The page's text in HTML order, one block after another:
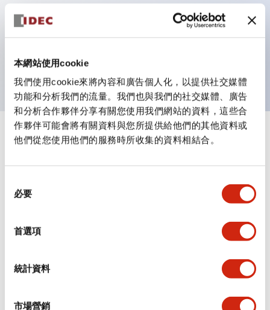
本網站使用cookie
我們使用cookie來將內容和廣告個人化，以提供社交媒體
功能和分析我們的流量。我們也與我們的社交媒體、廣告
和分析合作夥伴分享有關您使用我們網站的資料，這些合
作夥伴可能會將有關資料與您所提供給他們的其他資料或
他們從您使用他們的服務時所收集的資料相結合。
必要
首選項
統計資料
市場營銷
面板深度39.9mm（※11段接點塊）、59.9mm（※22段
接點塊）。可實現省空間設計。
防護結構
規格
審美規範
環境規範
功能規格
機械規格